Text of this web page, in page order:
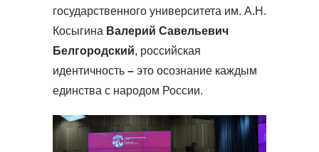
государственного университета им. А.Н.
Косыгина Валерий Савельевич
Белгородский, российская
идентичность – это осознание каждым
единства с народом России.